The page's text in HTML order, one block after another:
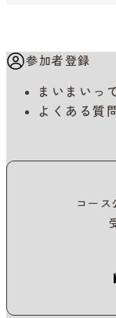
参加者登録
まいまいっ
よくある質
コー